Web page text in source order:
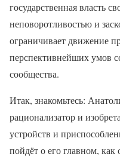
государственная власть
неповоротливостью и
ограничивает движение
перспективнейших умов
сообщества.
Итак, знакомьтесь:
рационализатор и
устройств и
пойдёт о его главном,